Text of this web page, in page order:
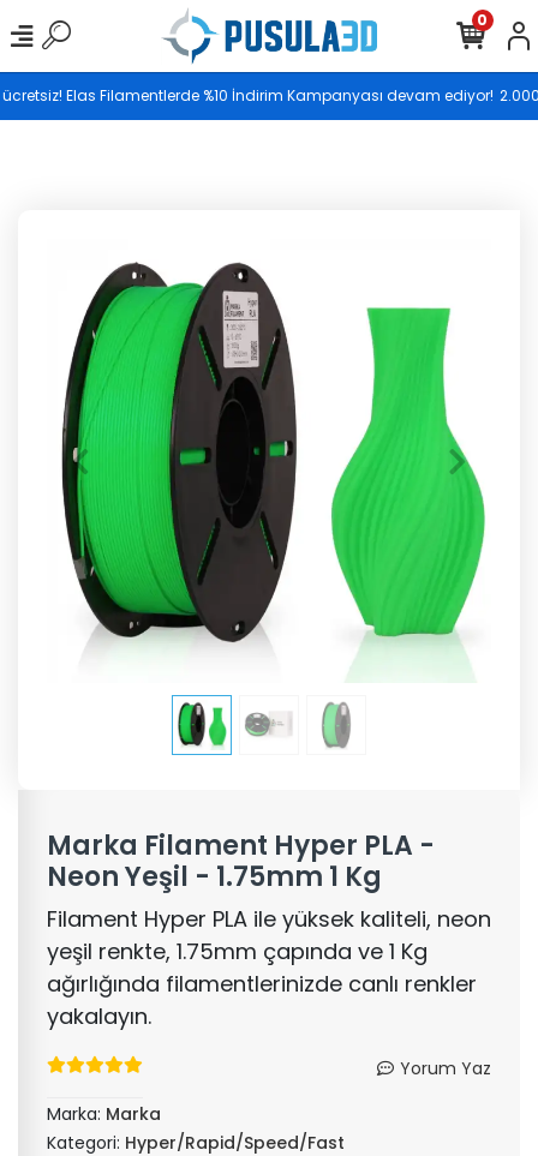
Saat 17.00’ye kadar vereceğiniz siparişler aynı gün
kargoya teslim edilir.
Elas Filamentlerde %10 İndirim Kampanyası devam ediyor! 2.000
0
Marka Filament Hyper PLA -
Neon Yeşil - 1.75mm 1 Kg
Filament Hyper PLA ile yüksek kaliteli, neon
yeşil renkte, 1.75mm çapında ve 1 Kg
ağırlığında filamentlerinizde canlı renkler
yakalayın.
Yorum Yaz
Marka: Marka
Kategori: Hyper/Rapid/Speed/Fast